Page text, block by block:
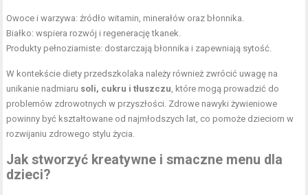
Owoce i warzywa: źródło witamin, minerałów oraz błonnika.
Białko: wspiera rozwój i regenerację tkanek.
Produkty pełnoziarniste: dostarczają błonnika i zapewniają sytość.
W kontekście diety przedszkolaka należy również zwrócić uwagę na
unikanie nadmiaru soli, cukru i tłuszczu, które mogą prowadzić do
problemów zdrowotnych w przyszłości. Zdrowe nawyki żywieniowe
powinny być kształtowane od najmłodszych lat, co pomoże dzieciom w
rozwijaniu zdrowego stylu życia.
Jak stworzyć kreatywne i smaczne menu dla
dzieci?